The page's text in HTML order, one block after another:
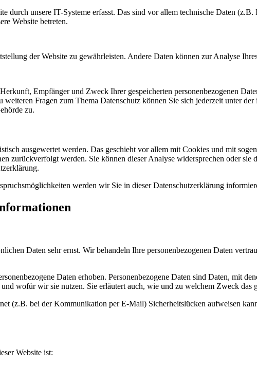
durch unsere IT-Systeme erfasst. Das sind vor allem technische Daten
Website betreten.
der Website zu gewährleisten. Andere Daten können zur Analyse
Empfänger und Zweck Ihrer gespeicherten personenbezogenen
Fragen zum Thema Datenschutz können Sie sich jederzeit unter
zu.
ausgewertet werden. Das geschieht vor allem mit Cookies und mit
zurückverfolgt werden. Sie können dieser Analyse widersprechen oder
werden wir Sie in dieser Datenschutzerklärung
Daten sehr ernst. Wir behandeln Ihre personenbezogenen Daten
Daten erhoben. Personenbezogene Daten sind Daten, mit
wofür wir sie nutzen. Sie erläutert auch, wie und zu welchem Zweck das
(z.B. bei der Kommunikation per E-Mail) Sicherheitslücken aufweisen
Website ist: